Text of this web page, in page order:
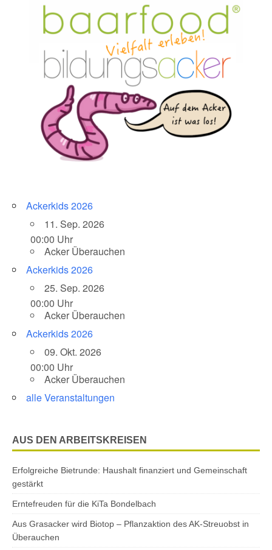
Ackerkids 2026
11. Sep. 2026
00:00 Uhr
Acker Überauchen
Ackerkids 2026
25. Sep. 2026
00:00 Uhr
Acker Überauchen
Ackerkids 2026
09. Okt. 2026
00:00 Uhr
Acker Überauchen
alle Veranstaltungen
AUS DEN ARBEITSKREISEN
Erfolgreiche Bietrunde: Haushalt finanziert und Gemeinschaft
gestärkt
Erntefreuden für die KiTa Bondelbach
Aus Grasacker wird Biotop – Pflanzaktion des AK-Streuobst in
Überauchen